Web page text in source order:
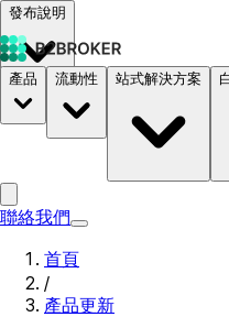
發布說明
文件 定價 B2STORE
產品 流動性 站式解決方案
聯絡我們
首頁
/
產品更新